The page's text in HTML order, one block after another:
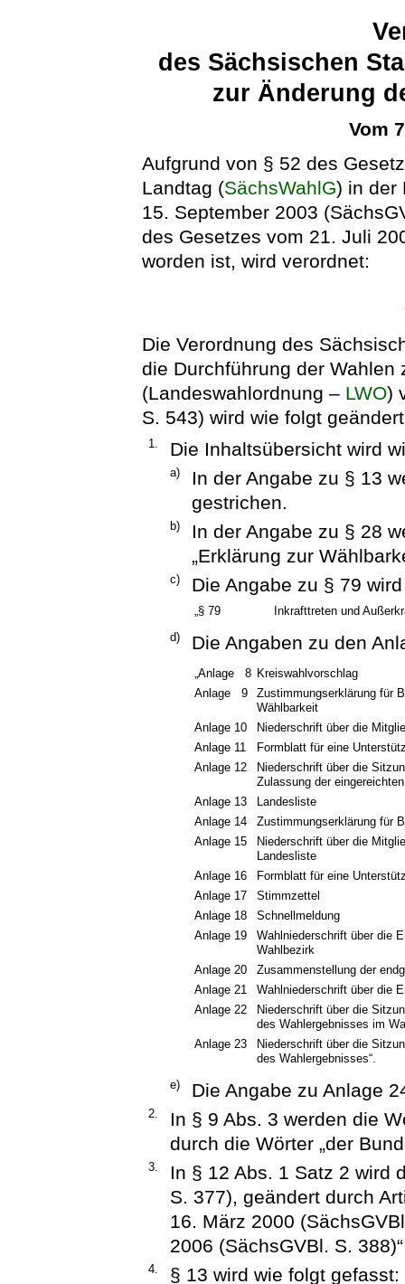
des Sächsischen
zur Änderung
Vom
Aufgrund von § 52 des
Landtag (SächsWahlG) in der
15. September 2003
des Gesetzes vom 21. Juli
worden ist, wird verordnet:
Die Verordnung des
die Durchführung der
(Landeswahlordnung – LWO)
S. 543) wird wie folgt
1. Die Inhaltsübersicht wird
a)
In der Angabe zu § 13
gestrichen.
b)
In der Angabe zu § 28
„Erklärung zur
c) Die Angabe zu § 79
„§ 79
Inkrafttreten und
d)
Die Angaben zu den
„Anlage 8 Kreiswahlvorschlag
Anlage 9
Zustimmungserklärung für
Wählbarkeit
Anlage 10
Niederschrift über die
Anlage 11
Formblatt für eine
Anlage 12
Niederschrift über die
Zulassung der
Anlage 13
Landesliste
Anlage 14
Zustimmungserklärung für
Anlage 15
Niederschrift über die
Landesliste
Anlage 16
Formblatt für eine
Anlage 17
Stimmzettel
Anlage 18
Schnellmeldung
Anlage 19
Wahlniederschrift über die
Wahlbezirk
Anlage 20
Zusammenstellung der
Anlage 21
Wahlniederschrift über die
Anlage 22
Niederschrift über die
des Wahlergebnisses im
Anlage 23
Niederschrift über die
des Wahlergebnisses“.
e)
Die Angabe zu Anlage
2.
In § 9 Abs. 3 werden die
durch die Wörter „der
3.
In § 12 Abs. 1 Satz 2 wird
S. 377), geändert durch
16. März 2000
2006 (SächsGVBl. S.
4. § 13 wird wie folgt gefasst: